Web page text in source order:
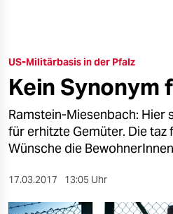
öko
gesellschaft
kultur
US-Militärbasis in der Pfalz
Kein Synonym
Ramstein-Miesenbach: Hier
für erhitzte Gemüter. Die taz
Wünsche die
17.03.2017 13:05 Uhr